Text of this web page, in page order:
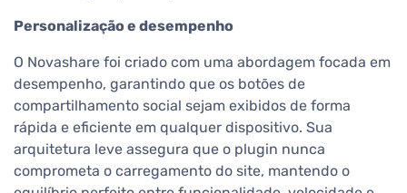
Personalização e desempenho
O Novashare foi criado com uma abordagem focada em
desempenho, garantindo que os botões de
compartilhamento social sejam exibidos de forma
rápida e eficiente em qualquer dispositivo. Sua
arquitetura leve assegura que o plugin nunca
comprometa o carregamento do site, mantendo o